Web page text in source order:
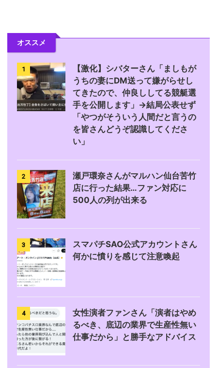
オススメ
1
【激化】シバターさん「ましもが
うちの妻にDM送って嫌がらせし
てきたので、仲良ししてる競艇選
手を公開します」→結局公表せず
「やつがそういう人間だと言うの
を皆さんどうぞ認識してくださ
い」
2
瀬戸環奈さんがマルハン仙台苦竹
店に行った結果…ファン対応に
500人の列が出来る
3
スマパチSAO公式アカウントさん
何かに憤りを感じて注意喚起
4
女性演者ファンさん「演者はやめ
るべき、底辺の業界で生産性無い
仕事だから」と勝手なアドバイス